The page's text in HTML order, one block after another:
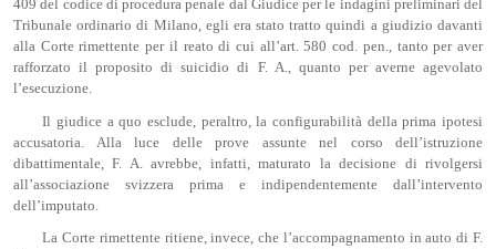
409 del codice di procedura penale dal Giudice per le indagini preliminari del
Tribunale ordinario di Milano, egli era stato tratto quindi a giudizio davanti
alla Corte rimettente per il reato di cui all’art. 580 cod. pen., tanto per aver
rafforzato il proposito di suicidio di F. A., quanto per averne agevolato
l’esecuzione.
Il giudice a quo esclude, peraltro, la configurabilità della prima ipotesi
accusatoria. Alla luce delle prove assunte nel corso dell’istruzione
dibattimentale, F. A. avrebbe, infatti, maturato la decisione di rivolgersi
all’associazione svizzera prima e indipendentemente dall’intervento
dell’imputato.
La Corte rimettente ritiene, invece, che l’accompagnamento in auto di F.